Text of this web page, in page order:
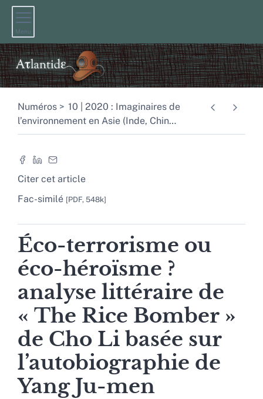
Menu
Numéros
10 | 2020 : Imaginaires de
l’environnement en Asie (Inde, Chin…
Citer cet article
Fac-similé [PDF, 548k]
Éco-terrorisme ou
éco-héroïsme ?
analyse littéraire de
« The Rice Bomber »
de Cho Li basée sur
l’autobiographie de
Yang Ju-men